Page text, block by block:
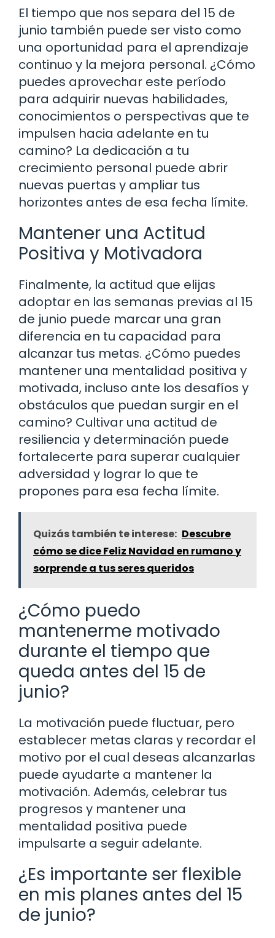
El tiempo que nos separa del 15 de
junio también puede ser visto como
una oportunidad para el aprendizaje
continuo y la mejora personal. ¿Cómo
puedes aprovechar este período
para adquirir nuevas habilidades,
conocimientos o perspectivas que te
impulsen hacia adelante en tu
camino? La dedicación a tu
crecimiento personal puede abrir
nuevas puertas y ampliar tus
horizontes antes de esa fecha límite.
Mantener una Actitud
Positiva y Motivadora
Finalmente, la actitud que elijas
adoptar en las semanas previas al 15
de junio puede marcar una gran
diferencia en tu capacidad para
alcanzar tus metas. ¿Cómo puedes
mantener una mentalidad positiva y
motivada, incluso ante los desafíos y
obstáculos que puedan surgir en el
camino? Cultivar una actitud de
resiliencia y determinación puede
fortalecerte para superar cualquier
adversidad y lograr lo que te
propones para esa fecha límite.
Quizás también te interese: Descubre
cómo se dice Feliz Navidad en rumano y
sorprende a tus seres queridos
¿Cómo puedo
mantenerme motivado
durante el tiempo que
queda antes del 15 de
junio?
La motivación puede fluctuar, pero
establecer metas claras y recordar el
motivo por el cual deseas alcanzarlas
puede ayudarte a mantener la
motivación. Además, celebrar tus
progresos y mantener una
mentalidad positiva puede
impulsarte a seguir adelante.
¿Es importante ser flexible
en mis planes antes del 15
de junio?